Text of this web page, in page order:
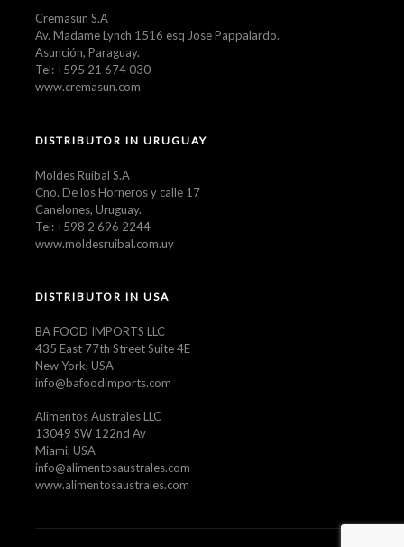
Cremasun S.A
Av. Madame Lynch 1516 esq Jose Pappalardo.
Asunción, Paraguay.
Tel: +595 21 674 030
www.cremasun.com
DISTRIBUTOR IN URUGUAY
Moldes Ruibal S.A
Cno. De los Horneros y calle 17
Canelones, Uruguay.
Tel: +598 2 696 2244
www.moldesruibal.com.uy
DISTRIBUTOR IN USA
BA FOOD IMPORTS LLC
435 East 77th Street Suite 4E
New York, USA
info@bafoodimports.com
Alimentos Australes LLC
13049 SW 122nd Av
Miami, USA
info@alimentosaustrales.com
www.alimentosaustrales.com